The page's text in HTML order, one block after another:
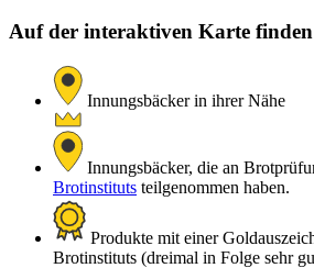
Auf der interaktiven Karte
Innungsbäcker in ihrer Nähe
Innungsbäcker, die an
Brotinstituts teilgenommen haben.
Produkte mit einer
Brotinstituts (dreimal in Folge sehr